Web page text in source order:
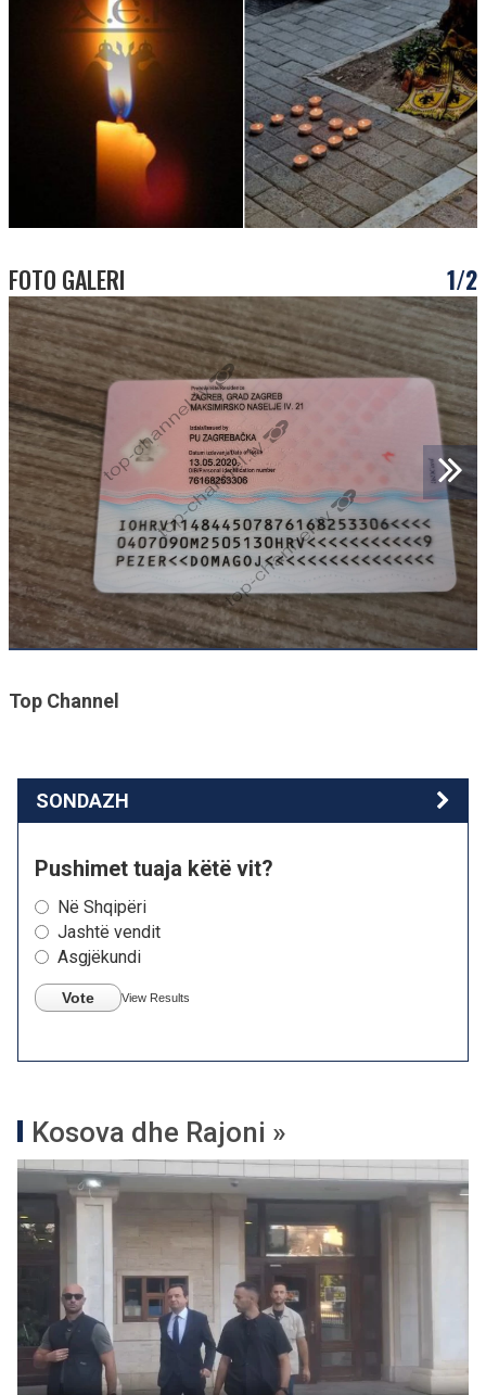
FOTO GALERI 1/2
Top Channel
SONDAZH
Pushimet tuaja këtë vit?
Në Shqipëri
Jashtë vendit
Asgjëkundi
Vote View Results
Kosova dhe Rajoni »